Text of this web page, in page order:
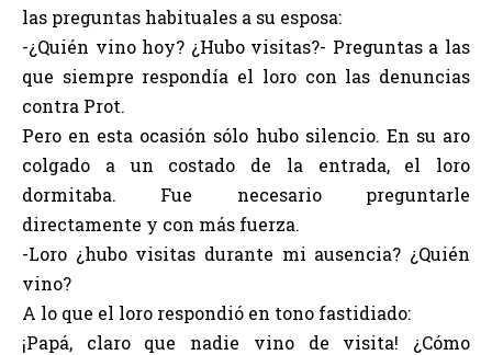
las preguntas habituales a su esposa:
-¿Quién vino hoy? ¿Hubo visitas?- Preguntas a las
que siempre respondía el loro con las denuncias
contra Prot.
Pero en esta ocasión sólo hubo silencio. En su aro
colgado a un costado de la entrada, el loro
dormitaba. Fue necesario preguntarle
directamente y con más fuerza.
-Loro ¿hubo visitas durante mi ausencia? ¿Quién
vino?
A lo que el loro respondió en tono fastidiado:
¡Papá, claro que nadie vino de visita! ¿Cómo